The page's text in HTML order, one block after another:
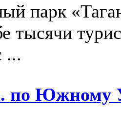
парк
тысячи
...
по Южному